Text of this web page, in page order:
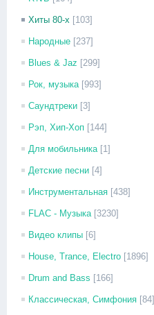
Хиты 80-х [103]
Народные [237]
Blues & Jaz [299]
Рок, музыка [993]
Саундтреки [3]
Рэп, Хип-Хоп [144]
Для мобильника [1]
Детские песни [4]
Инструментальная [438]
FLAC - Музыка [3230]
Видео клипы [6]
House, Trance, Electro [1896]
Drum and Bass [166]
Классическая, Симфония [84]